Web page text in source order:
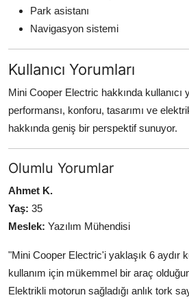
Park asistanı
Navigasyon sistemi
Kullanıcı Yorumları
Mini Cooper Electric hakkında kullanıcı
performansı, konforu, tasarımı ve
hakkında geniş bir perspektif sunuyor.
Olumlu Yorumlar
Ahmet K.
Yaş: 35
Meslek: Yazılım Mühendisi
"Mini Cooper Electric'i yaklaşık 6 aydır
kullanım için mükemmel bir araç
Elektrikli motorun sağladığı anlık tork